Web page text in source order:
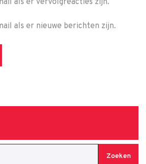
als er vervolgreacties zijn.
als er nieuwe berichten zijn.
Zoeken